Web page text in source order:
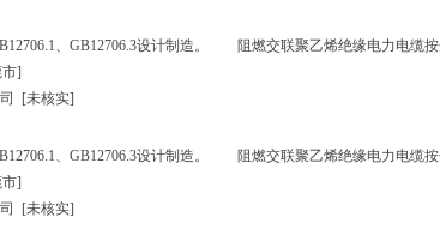
、GB12706.3设计制造。 阻燃交联聚乙烯绝缘电力电缆按
]
[未核实]
、GB12706.3设计制造。 阻燃交联聚乙烯绝缘电力电缆按
]
[未核实]